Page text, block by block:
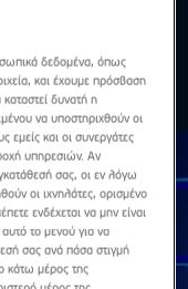
Δες τα όλα
δεδομένα, όπως
και έχουμε πρόσβαση
δυνατή η
να υποστηριχθούν οι
εμείς και οι συνεργάτες
υπηρεσιών. Αν
σας, οι εν λόγω
οι ιχνηλάτες, ορισμένο
ενδέχεται να μην είναι
το μενού για να
σας ανά πάσα στιγμή
κάτω μέρος της